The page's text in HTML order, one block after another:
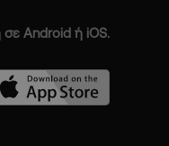
Android ή iOS.